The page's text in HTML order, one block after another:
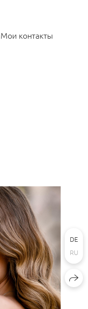
Мои контакты
DE
RU